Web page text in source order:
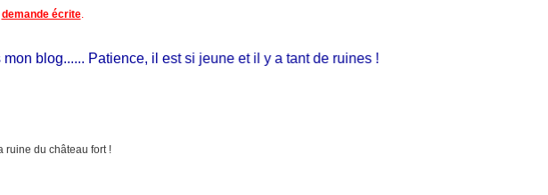
demande écrite.
blog...... Patience, il est si jeune et il y a tant de ruines !